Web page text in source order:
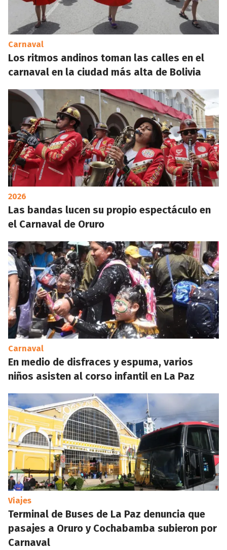
Carnaval
Los ritmos andinos toman las calles en el
carnaval en la ciudad más alta de Bolivia
2026
Las bandas lucen su propio espectáculo en
el Carnaval de Oruro
Carnaval
En medio de disfraces y espuma, varios
niños asisten al corso infantil en La Paz
Viajes
Terminal de Buses de La Paz denuncia que
pasajes a Oruro y Cochabamba subieron por
Carnaval